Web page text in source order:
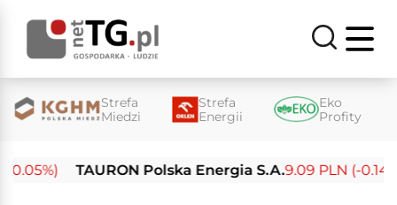
Strefa
Miedzi
Strefa
Energii
Eko
Profity
TAURON Polska Energia S.A.9.09 PLN (-0.14%)